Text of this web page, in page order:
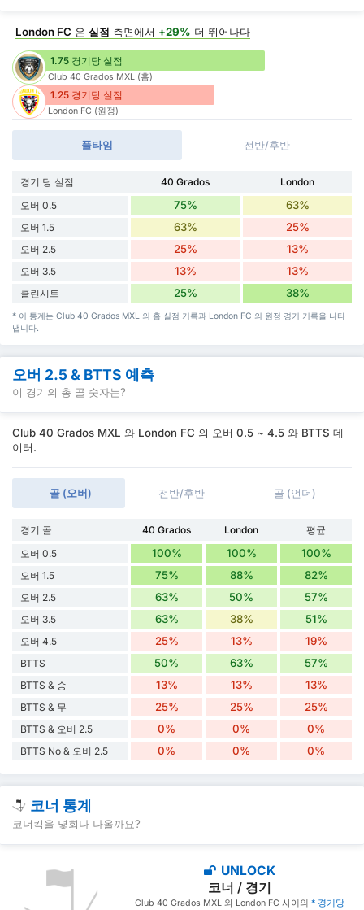
London FC 은 실점 측면에서 +29% 더 뛰어나다
1.75 경기당 실점
Club 40 Grados MXL (홈)
1.25 경기당 실점
London FC (원정)
풀타임 전반/후반
경기 당 실점 40 Grados
London
오버 0.5
75% 63%
오버 1.5 63% 25%
오버 2.5 25% 13%
오버 3.5 13% 13%
클린시트 25% 38%
* 이 통계는 Club 40 Grados MXL 의 홈 실점 기록과 London FC 의 원정 경기 기록을 나타
냅니다.
오버 2.5 & BTTS 예측
이 경기의 총 골 숫자는?
Club 40 Grados MXL 와 London FC 의 오버 0.5 ~ 4.5 와 BTTS 데
이터.
골 (오버) 전반/후반 골 (언더)
경기 골 40 Grados London
평균
오버 0.5
100% 100% 100%
오버 1.5 75% 88% 82%
오버 2.5 63% 50% 57%
오버 3.5 63% 38% 51%
오버 4.5 25% 13% 19%
BTTS 50% 63% 57%
BTTS & 승 13% 13% 13%
BTTS & 무 25% 25% 25%
BTTS & 오버 2.5 0% 0% 0%
BTTS No & 오버 2.5 0% 0% 0%
코너 통계
코너킥을 몇회나 나올까요?
UNLOCK
코너 / 경기
Club 40 Grados MXL 와 London FC 사이의* 경기당